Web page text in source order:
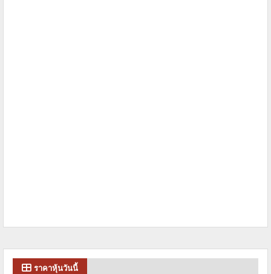
ราคาหุ้นวันนี้